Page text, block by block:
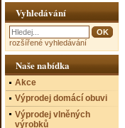
Vyhledávání
rozšířené vyhledávání
Naše nabídka
Akce
Výprodej domácí obuvi
Výprodej vlněných
výrobků